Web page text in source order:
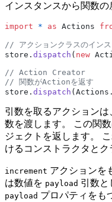
インスタンスから関数の
import * as Actions
// アクションクラスのインス
store. dispatch ( new
// Action Creator
// 関数がActionを返す
store. dispatch (Actions.
引数を取るアクションは
数を渡します。 この関
ジェクトを返します。
けるコンストラクタとク
increment アクションを
は数値を payload 引数と
payload プロパティをも